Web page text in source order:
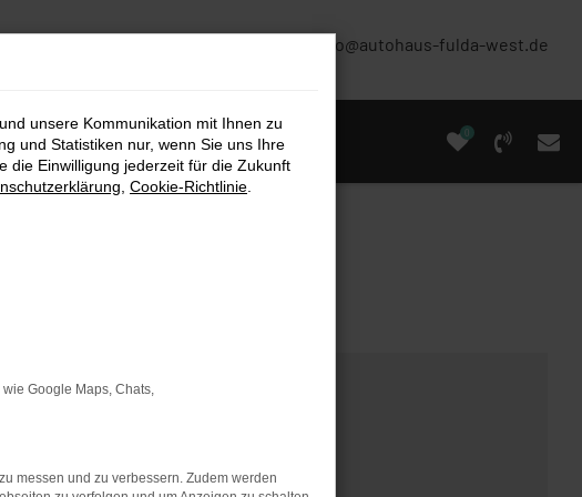
info@autohaus-fulda-west.de
0
unsere Kommunikation mit Ihnen zu
und Statistiken nur, wenn Sie uns Ihre
die Einwilligung jederzeit für die Zukunft
Cookie-Richtlinie
Google Maps, Chats,
messen und zu verbessern. Zudem werden